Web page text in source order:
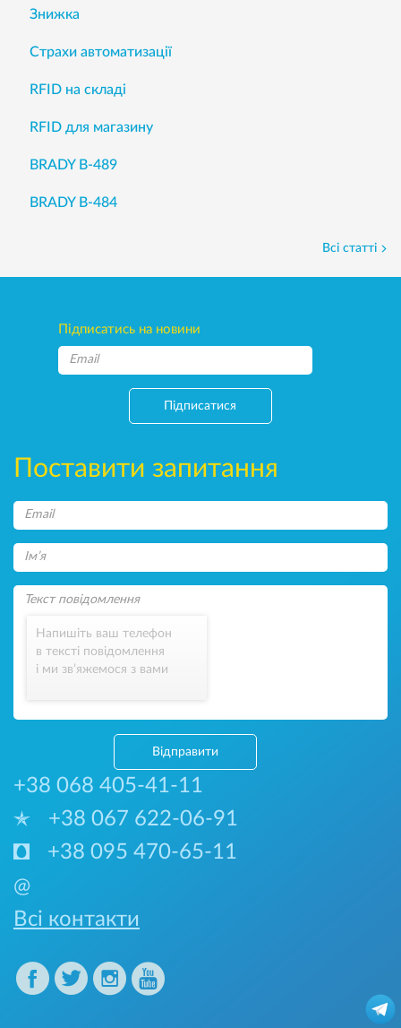
Знижка
Страхи автоматизації
RFID на складі
RFID для магазину
BRADY B-489
BRADY B-484
Всі статті
Підписатись на новини
Підписатися
Поставити запитання
Напишіть ваш телефон
в тексті повідомлення
і ми зв’яжемося з вами
Відправити
+38 068 405-41-11
+38 067 622-06-91
+38 095 470-65-11
@
Всі контакти